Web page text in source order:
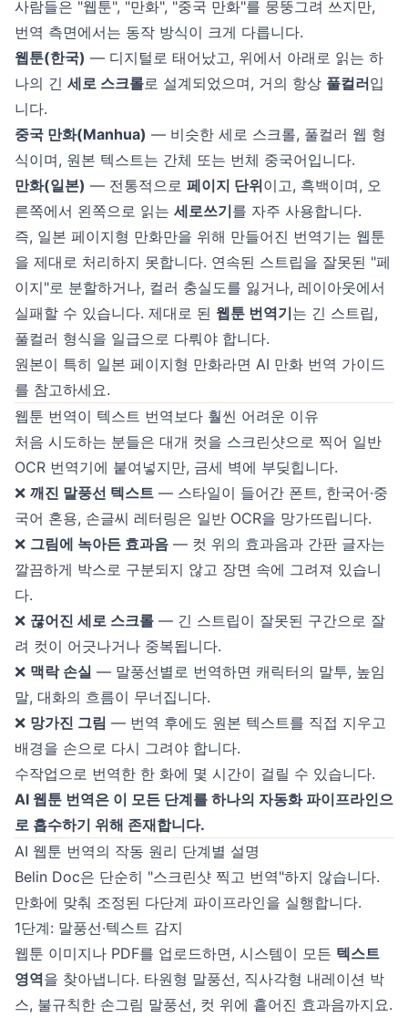
사람들은 "웹툰", "만화", "중국 만화"를 뭉뚱그려 쓰지만,
번역 측면에서는 동작 방식이 크게 다릅니다.
웹툰(한국) — 디지털로 태어났고, 위에서 아래로 읽는 하
나의 긴 세로 스크롤로 설계되었으며, 거의 항상 풀컬러입
니다.
중국 만화(Manhua) — 비슷한 세로 스크롤, 풀컬러 웹 형
식이며, 원본 텍스트는 간체 또는 번체 중국어입니다.
만화(일본) — 전통적으로 페이지 단위이고, 흑백이며, 오
른쪽에서 왼쪽으로 읽는 세로쓰기를 자주 사용합니다.
즉, 일본 페이지형 만화만을 위해 만들어진 번역기는 웹툰
을 제대로 처리하지 못합니다. 연속된 스트립을 잘못된 "페
이지"로 분할하거나, 컬러 충실도를 잃거나, 레이아웃에서
실패할 수 있습니다. 제대로 된 웹툰 번역기는 긴 스트립,
풀컬러 형식을 일급으로 다뤄야 합니다.
원본이 특히 일본 페이지형 만화라면 AI 만화 번역 가이드
를 참고하세요.
웹툰 번역이 텍스트 번역보다 훨씬 어려운 이유
처음 시도하는 분들은 대개 컷을 스크린샷으로 찍어 일반
OCR 번역기에 붙여넣지만, 금세 벽에 부딪힙니다.
❌ 깨진 말풍선 텍스트 — 스타일이 들어간 폰트, 한국어·중
국어 혼용, 손글씨 레터링은 일반 OCR을 망가뜨립니다.
❌ 그림에 녹아든 효과음 — 컷 위의 효과음과 간판 글자는
깔끔하게 박스로 구분되지 않고 장면 속에 그려져 있습니
다.
❌ 끊어진 세로 스크롤 — 긴 스트립이 잘못된 구간으로 잘
려 컷이 어긋나거나 중복됩니다.
❌ 맥락 손실 — 말풍선별로 번역하면 캐릭터의 말투, 높임
말, 대화의 흐름이 무너집니다.
❌ 망가진 그림 — 번역 후에도 원본 텍스트를 직접 지우고
배경을 손으로 다시 그려야 합니다.
수작업으로 번역한 한 화에 몇 시간이 걸릴 수 있습니다.
AI 웹툰 번역은 이 모든 단계를 하나의 자동화 파이프라인으
로 흡수하기 위해 존재합니다.
AI 웹툰 번역의 작동 원리 단계별 설명
Belin Doc은 단순히 "스크린샷 찍고 번역"하지 않습니다.
만화에 맞춰 조정된 다단계 파이프라인을 실행합니다.
1단계: 말풍선·텍스트 감지
웹툰 이미지나 PDF를 업로드하면, 시스템이 모든 텍스트
영역을 찾아냅니다. 타원형 말풍선, 직사각형 내레이션 박
스, 불규칙한 손그림 말풍선, 컷 위에 흩어진 효과음까지요.